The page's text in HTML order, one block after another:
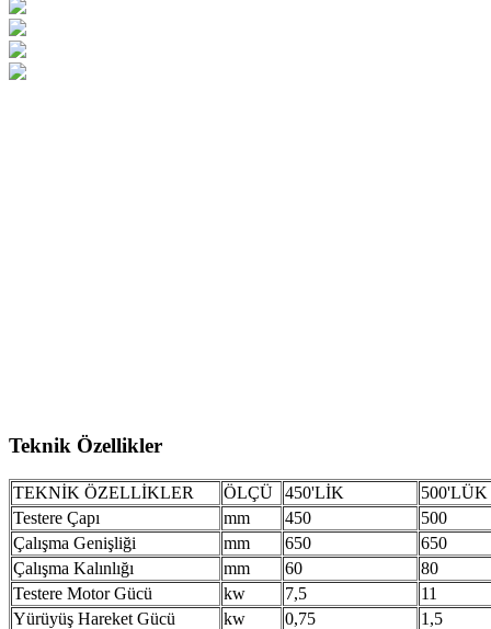
Teknik Özellikler
TEKNİK ÖZELLİKLER ÖLÇÜ 450'LİK
500'LÜK
Testere Çapı
mm 450
500
Çalışma Genişliği
mm 650
650
Çalışma Kalınlığı
mm 60
80
Testere Motor Gücü
kw 7,5
11
Yürüyüş Hareket Gücü
kw 0,75
1,5